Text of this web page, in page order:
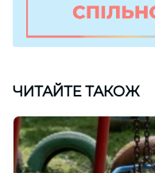
ЧИТАЙТЕ ТАКОЖ